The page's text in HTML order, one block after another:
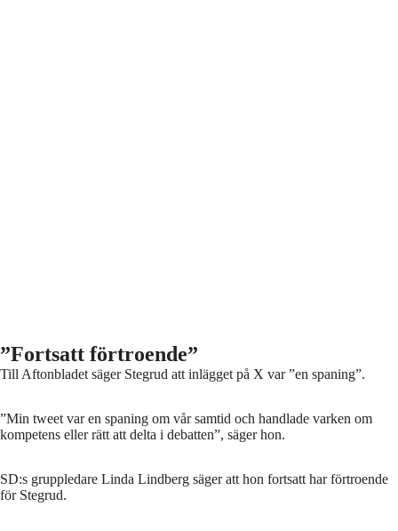
”Fortsatt förtroende”
Till Aftonbladet säger Stegrud att inlägget på X var ”en spaning”.
”Min tweet var en spaning om vår samtid och handlade varken om
kompetens eller rätt att delta i debatten”, säger hon.
SD:s gruppledare Linda Lindberg säger att hon fortsatt har förtroende
för Stegrud.